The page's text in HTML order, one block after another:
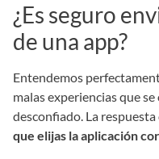
¿Es seguro
de una app?
Entendemos
malas experiencias que
desconfiado. La respuesta
que elijas la aplicación